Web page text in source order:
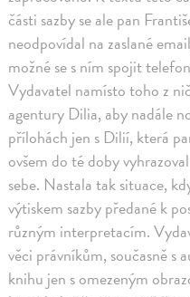
části sazby se ale pan
neodpovídal na zaslané
možné se s ním spojit
Vydavatel namísto toho z
agentury Dilia, aby nadále
přílohách jen s Dilií, která
ovšem do té doby
sebe. Nastala tak situace,
výtiskem sazby předané k
různým interpretacím.
věci právníkům, současně s
knihu jen s omezeným